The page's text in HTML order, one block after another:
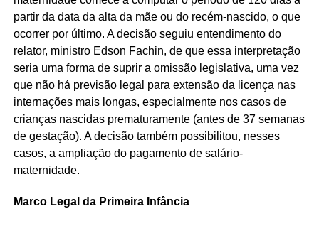
partir da data da alta da mãe ou do recém-nascido, o que
ocorrer por último. A decisão seguiu entendimento do
relator, ministro Edson Fachin, de que essa interpretação
seria uma forma de suprir a omissão legislativa, uma vez
que não há previsão legal para extensão da licença nas
internações mais longas, especialmente nos casos de
crianças nascidas prematuramente (antes de 37 semanas
de gestação). A decisão também possibilitou, nesses
casos, a ampliação do pagamento de salário-
maternidade.
Marco Legal da Primeira Infância